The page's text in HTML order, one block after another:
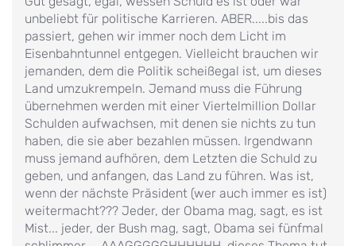
unbeliebt für politische Karrieren. ABER.....bis das
passiert, gehen wir immer noch dem Licht im
Eisenbahntunnel entgegen. Vielleicht brauchen wir
jemanden, dem die Politik scheißegal ist, um dieses
Land umzukrempeln. Jemand muss die Führung
übernehmen werden mit einer Viertelmillion Dollar
Schulden aufwachsen, mit denen sie nichts zu tun
haben, die sie aber bezahlen müssen. Irgendwann
muss jemand aufhören, dem Letzten die Schuld zu
geben, und anfangen, das Land zu führen. Was ist,
wenn der nächste Präsident (wer auch immer es ist)
weitermacht??? Jeder, der Obama mag, sagt, es ist
Mist... jeder, der Bush mag, sagt, Obama sei fünfmal